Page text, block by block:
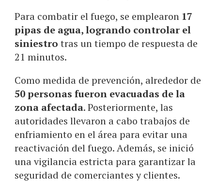
Para combatir el fuego, se emplearon 17
pipas de agua, logrando controlar el
siniestro tras un tiempo de respuesta de
21 minutos.
Como medida de prevención, alrededor de
50 personas fueron evacuadas de la
zona afectada. Posteriormente, las
autoridades llevaron a cabo trabajos de
enfriamiento en el área para evitar una
reactivación del fuego. Además, se inició
una vigilancia estricta para garantizar la
seguridad de comerciantes y clientes.